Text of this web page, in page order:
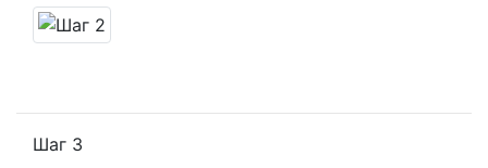
Шаг 3